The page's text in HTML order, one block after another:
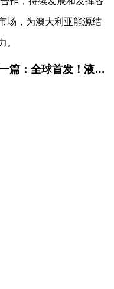
场，为澳大利亚能源结
。
篇：全球首发！液流储能大功率电堆技术再突破，开启应用新征程